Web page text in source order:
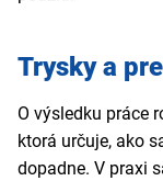
Trysky a
O výsledku práce
ktorá určuje, ako
dopadne. V praxi